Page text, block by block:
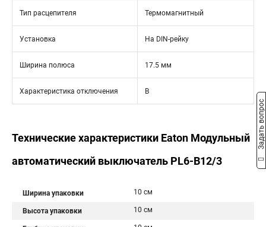
Тип расцепителя Термомагнитный
Установка На DIN-рейку
Ширина полюса 17.5 мм
Характеристика отключения B
Технические характеристики Eaton Модульный
автоматический выключатель PL6-B12/3
Ширина упаковки 10 см
Высота упаковки 10 см
Задать вопрос